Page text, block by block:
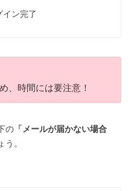
イン完了
、時間には要注意！
の 「メールが届かない場合
。